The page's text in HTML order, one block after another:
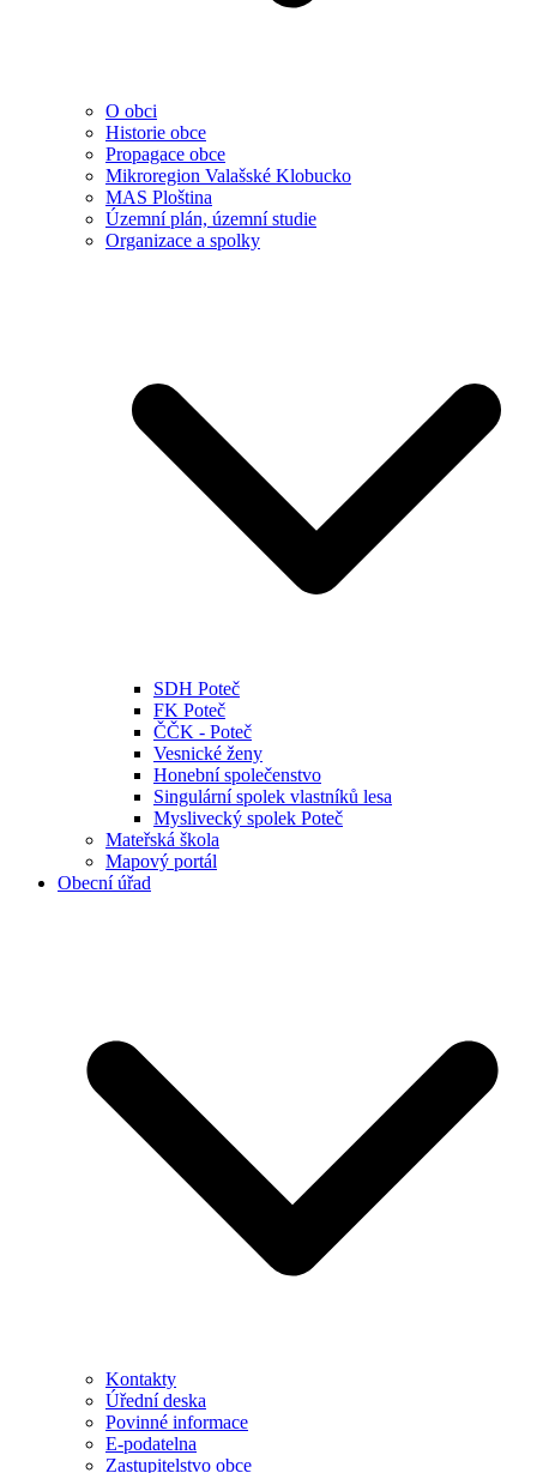
O obci
Historie obce
Propagace obce
Mikroregion Valašské Klobucko
MAS Ploština
Územní plán, územní studie
Organizace a spolky
SDH Poteč
FK Poteč
ČČK - Poteč
Vesnické ženy
Honební společenstvo
Singulární spolek vlastníků lesa
Myslivecký spolek Poteč
Mateřská škola
Mapový portál
Obecní úřad
Kontakty
Úřední deska
Povinné informace
E-podatelna
Zastupitelstvo obce